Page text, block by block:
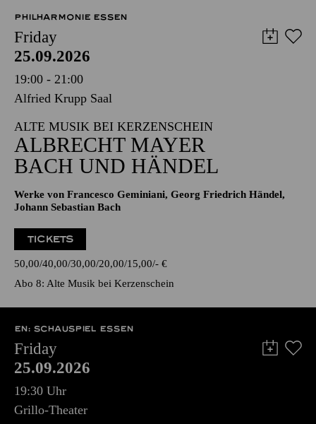
PHILHARMONIE ESSEN
Friday
25.09.2026
19:00 - 21:00
Alfried Krupp Saal
ALTE MUSIK BEI KERZENSCHEIN
ALBRECHT MAYER
BACH UND HÄNDEL
Werke von Francesco Geminiani, Georg Friedrich Händel,
Johann Sebastian Bach
TICKETS
50,00 40,00 30,00 20,00 15,00 - €
Abo 8: Alte Musik bei Kerzenschein
EN: SCHAUSPIEL ESSEN
Friday
25.09.2026
19:30 Uhr
Grillo-Theater